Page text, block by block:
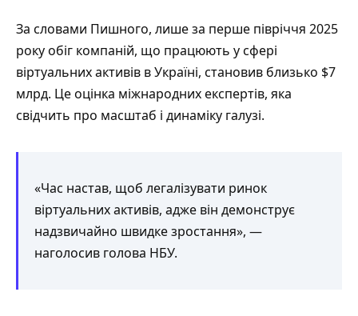
За словами Пишного, лише за перше півріччя 2025
року обіг компаній, що працюють у сфері
віртуальних активів в Україні, становив близько $7
млрд. Це оцінка міжнародних експертів, яка
свідчить про масштаб і динаміку галузі.
«Час настав, щоб легалізувати ринок
віртуальних активів, адже він демонструє
надзвичайно швидке зростання», —
наголосив голова НБУ.